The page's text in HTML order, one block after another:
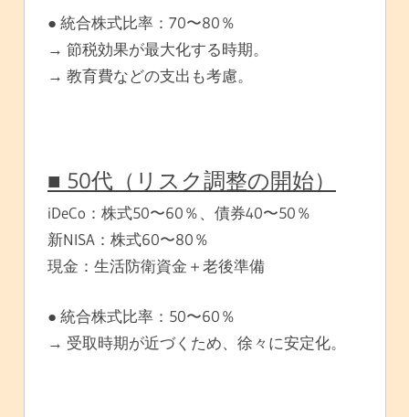
● 統合株式比率：70〜80％
→ 節税効果が最大化する時期。
→ 教育費などの支出も考慮。
■ 50代（リスク調整の開始）
iDeCo：株式50〜60％、債券40〜50％
新NISA：株式60〜80％
現金：生活防衛資金＋老後準備
● 統合株式比率：50〜60％
→ 受取時期が近づくため、徐々に安定化。